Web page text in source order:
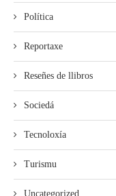
Política
Reportaxe
Reseñes de llibros
Sociedá
Tecnoloxía
Turismu
Uncategorized